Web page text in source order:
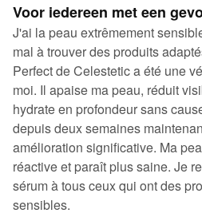
Voor iedereen met een
J'ai la peau extrêmement
mal à trouver des produits
Perfect de Celestetic a été une
moi. Il apaise ma peau, réduit
hydrate en profondeur sans
depuis deux semaines
amélioration significative. Ma
réactive et paraît plus saine. Je
sérum à tous ceux qui ont des
sensibles.